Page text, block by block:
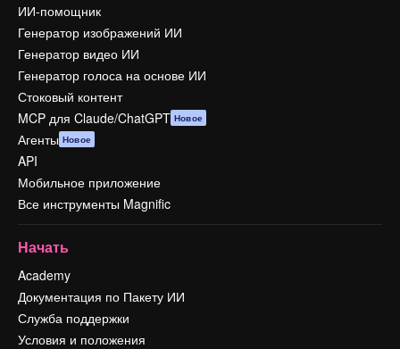
ИИ-помощник
Генератор изображений ИИ
Генератор видео ИИ
Генератор голоса на основе ИИ
Стоковый контент
MCP для Claude/ChatGPT Новое
Агенты Новое
API
Мобильное приложение
Все инструменты Magnific
Начать
Academy
Документация по Пакету ИИ
Служба поддержки
Условия и положения